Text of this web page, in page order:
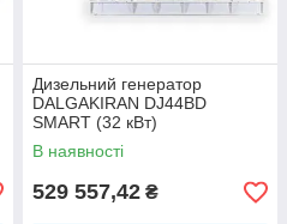
Дизельний генератор
DALGAKIRAN DJ44BD
SMART (32 кВт)
В наявності
529 557,42 ₴